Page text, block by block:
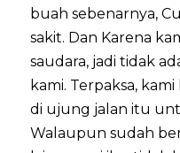
buah sebenarnya,
sakit. Dan Karena
saudara, jadi tidak
kami. Terpaksa,
di ujung jalan itu
Walaupun sudah